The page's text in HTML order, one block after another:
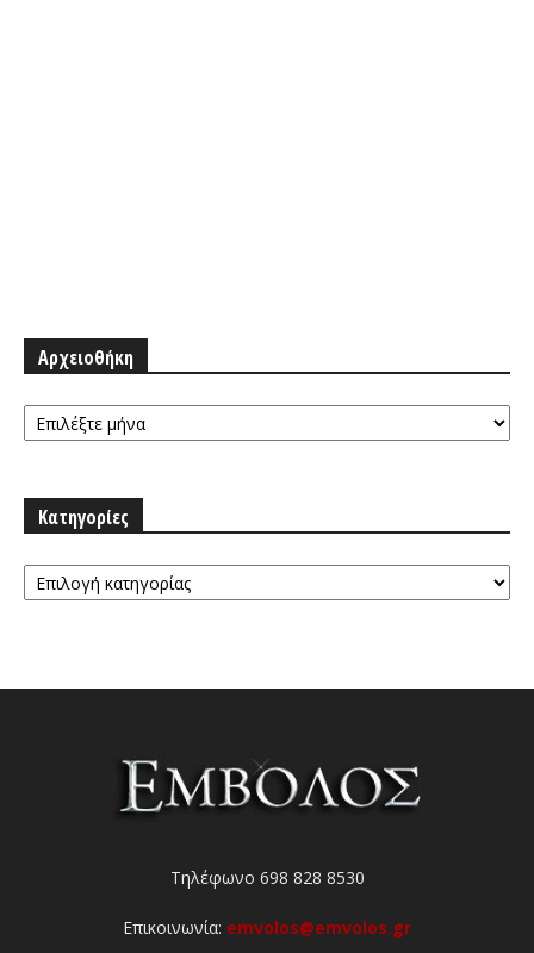
Αρχειοθήκη
Αρχειοθήκη
Κατηγορίες
Κατηγορίες
Τηλέφωνο 698 828 8530
Επικοινωνία: emvolos@emvolos.gr